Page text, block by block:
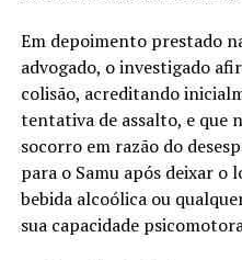
Em depoimento prestado
advogado, o investigado
colisão, acreditando
tentativa de assalto, e que
socorro em razão do
para o Samu após deixar o
bebida alcoólica ou
sua capacidade